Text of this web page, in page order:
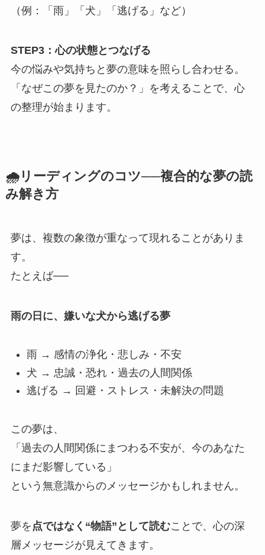
（例：「雨」「犬」「逃げる」など）
STEP3：心の状態とつなげる
今の悩みや気持ちと夢の意味を照らし合わせる。
「なぜこの夢を見たのか？」を考えることで、心
の整理が始まります。
🌧️リーディングのコツ──複合的な夢の読
み解き方
夢は、複数の象徴が重なって現れることがありま
す。
たとえば──
雨の日に、嫌いな犬から逃げる夢
雨 → 感情の浄化・悲しみ・不安
犬 → 忠誠・恐れ・過去の人間関係
逃げる → 回避・ストレス・未解決の問題
この夢は、
「過去の人間関係にまつわる不安が、今のあなた
にまだ影響している」
という無意識からのメッセージかもしれません。
夢を 点ではなく“物語”として読むことで、心の深
層メッセージが見えてきます。